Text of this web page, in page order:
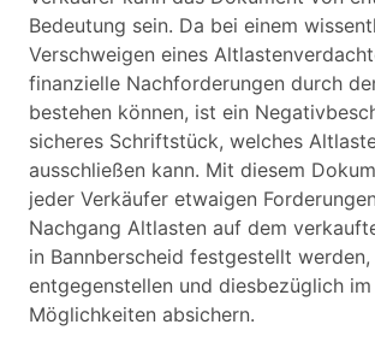
Bedeutung sein. Da bei einem
Verschweigen eines
finanzielle Nachforderungen durch
bestehen können, ist ein
sicheres Schriftstück, welches
ausschließen kann. Mit diesem
jeder Verkäufer etwaigen
Nachgang Altlasten auf dem
in Bannberscheid festgestellt werden,
entgegenstellen und diesbezüglich im
Möglichkeiten absichern.